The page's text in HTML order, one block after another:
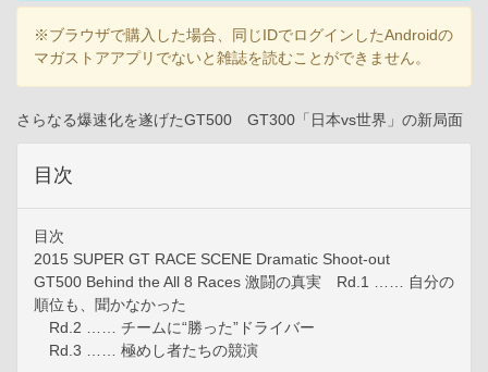
※ブラウザで購入した場合、同じIDでログインしたAndroidの
マガストアアプリでないと雑誌を読むことができません。
さらなる爆速化を遂げたGT500 GT300「日本vs世界」の新局面
目次
目次
2015 SUPER GT RACE SCENE Dramatic Shoot-out
GT500 Behind the All 8 Races 激闘の真実 Rd.1 …… 自分の
順位も、聞かなかった
Rd.2 …… チームに“勝った”ドライバー
Rd.3 …… 極めし者たちの競演